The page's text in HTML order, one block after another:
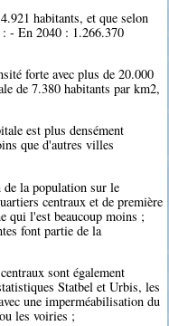
habitants, et que selon
- En 2040 : 1.266.370
forte avec plus de 20.000
de 7.380 habitants par km2,
est plus densément
que d'autres villes
la population sur le
centraux et de première
qui l'est beaucoup moins ;
font partie de la
sont également
Statbel et Urbis, les
une imperméabilisation du
les voiries ;